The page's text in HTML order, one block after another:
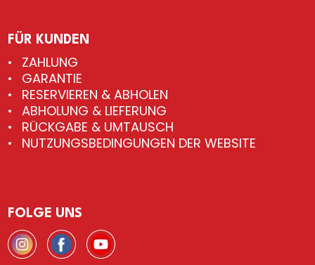
FÜR KUNDEN
ZAHLUNG
GARANTIE
RESERVIEREN & ABHOLEN
ABHOLUNG & LIEFERUNG
RÜCKGABE & UMTAUSCH
NUTZUNGSBEDINGUNGEN DER WEBSITE
FOLGE UNS